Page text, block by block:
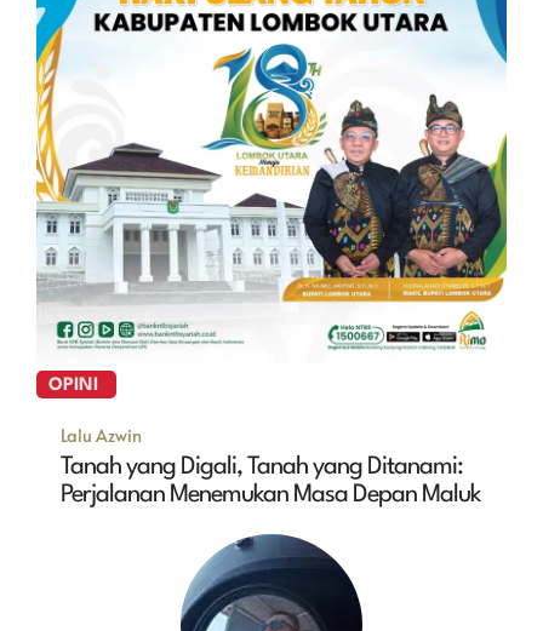
OPINI
Lalu Azwin
Tanah yang Digali, Tanah yang Ditanami:
Perjalanan Menemukan Masa Depan Maluk